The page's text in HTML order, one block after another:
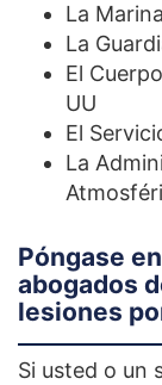
La
La
El
UU
El
La
Póngase
abogados
lesiones
Si usted o un